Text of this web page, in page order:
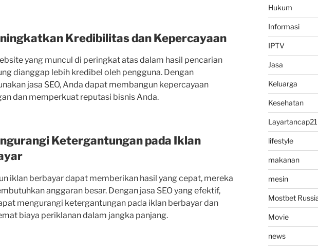
Kredibilitas dan Kepercayaan
yang muncul di peringkat atas dalam hasil pencarian
dianggap lebih kredibel oleh pengguna. Dengan
jasa SEO, Anda dapat membangun kepercayaan
dan memperkuat reputasi bisnis Anda.
Ketergantungan pada Iklan
iklan berbayar dapat memberikan hasil yang cepat, mereka
anggaran besar. Dengan jasa SEO yang efektif,
mengurangi ketergantungan pada iklan berbayar dan
biaya periklanan dalam jangka panjang.
Hukum
Informasi
IPTV
Jasa
Keluarga
Kesehatan
Layartancap21
lifestyle
makanan
mesin
Mostbet
Movie
news